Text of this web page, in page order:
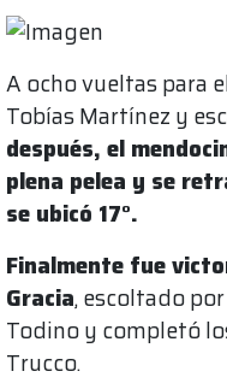
A ocho vueltas para
Tobías Martínez y
después, el
plena pelea y se
se ubicó 17°.
Finalmente fue
Gracia, escoltado
Todino y completó
Trucco.